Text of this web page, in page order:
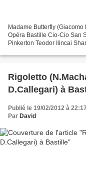
Madame Butterfly
Opéra Bastille Cio-Cio San
Pinkerton Teodor Ilincai
Rigoletto
D.Callegari) à
Publié le 19/02/2012 à 22:17
Par David